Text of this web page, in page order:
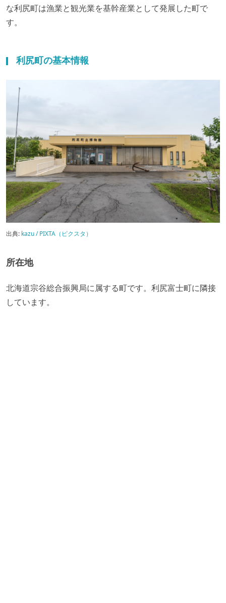
な利尻町は漁業と観光業を基幹産業として発展した町で
す。
利尻町の基本情報
出典: kazu / PIXTA（ピクスタ）
所在地
北海道宗谷総合振興局に属する町です。利尻富士町に隣接
しています。